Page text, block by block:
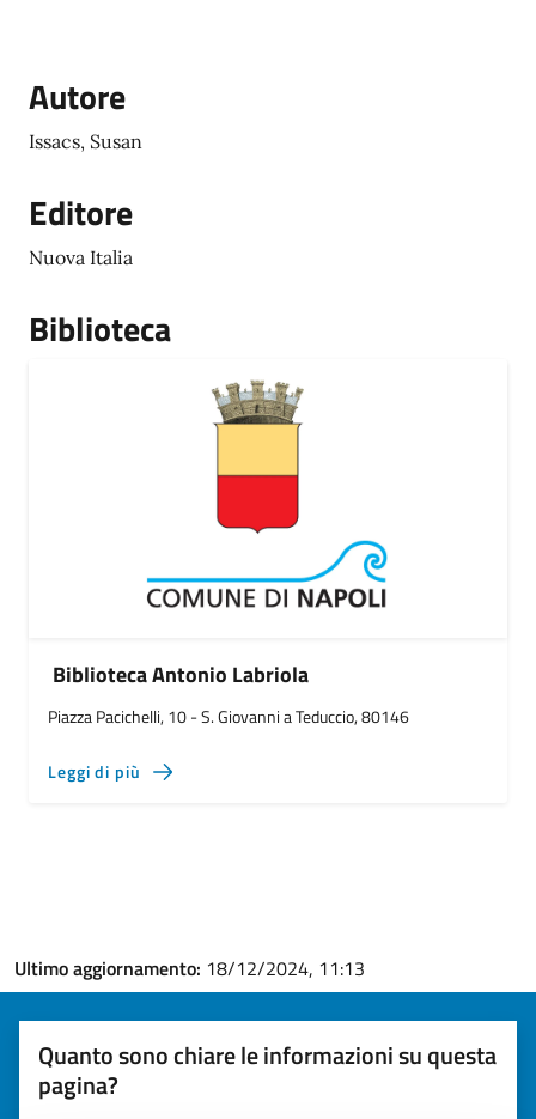
Autore
Issacs, Susan
Editore
Nuova Italia
Biblioteca
Biblioteca Antonio Labriola
Piazza Pacichelli, 10 - S. Giovanni a Teduccio, 80146
Leggi di più
Ultimo aggiornamento: 18/12/2024, 11:13
Quanto sono chiare le informazioni su questa
pagina?